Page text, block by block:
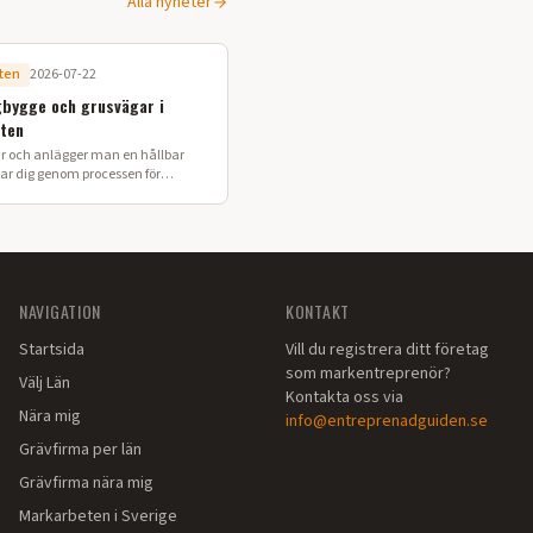
2026-07-22
och grusvägar i
och anlägger man en hållbar
dig genom processen för
NAVIGATION
Startsida
Välj Län
Nära mig
Grävfirma per län
Grävfirma nära mig
Markarbeten i Sverige
KONTAKT
Vill du registrera ditt företag
som markentreprenör?
Kontakta oss via
info@entreprenadguiden.se